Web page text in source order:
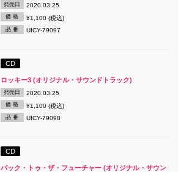
発売日 2020.03.25
価 格 ¥1,100 (税込)
品 番 UICY-79097
CD
ロッキー3 (オリジナル・サウンドトラック)
発売日 2020.03.25
価 格 ¥1,100 (税込)
品 番 UICY-79098
CD
バック・トゥ・ザ・フューチャー (オリジナル・サウン